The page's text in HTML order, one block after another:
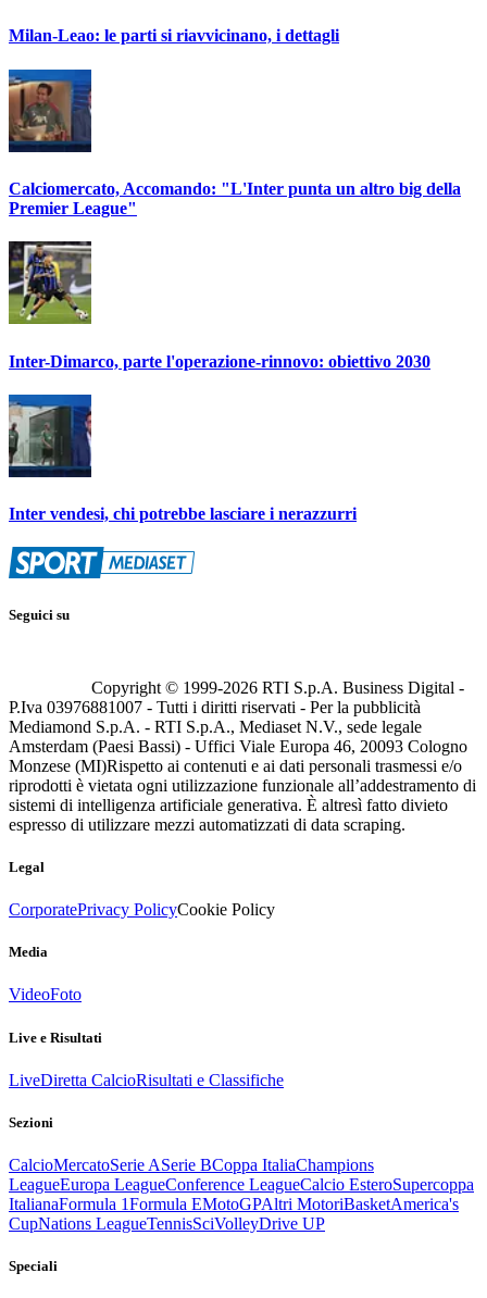
Milan-Leao: le parti si riavvicinano, i dettagli
Calciomercato, Accomando: "L'Inter punta un altro big della
Premier League"
Inter-Dimarco, parte l'operazione-rinnovo: obiettivo 2030
Inter vendesi, chi potrebbe lasciare i nerazzurri
Seguici su
Copyright © 1999-2026 RTI S.p.A. Business Digital -
P.Iva 03976881007 - Tutti i diritti riservati - Per la pubblicità
Mediamond S.p.A. - RTI S.p.A., Mediaset N.V., sede legale
Amsterdam (Paesi Bassi) - Uffici Viale Europa 46, 20093 Cologno
Monzese (MI)Rispetto ai contenuti e ai dati personali trasmessi e/o
riprodotti è vietata ogni utilizzazione funzionale all’addestramento di
sistemi di intelligenza artificiale generativa. È altresì fatto divieto
espresso di utilizzare mezzi automatizzati di data scraping.
Legal
CorporatePrivacy PolicyCookie Policy
Media
VideoFoto
Live e Risultati
LiveDiretta CalcioRisultati e Classifiche
Sezioni
CalcioMercatoSerie ASerie BCoppa ItaliaChampions
LeagueEuropa LeagueConference LeagueCalcio EsteroSupercoppa
ItalianaFormula 1Formula EMotoGPAltri MotoriBasketAmerica's
CupNations LeagueTennisSciVolleyDrive UP
Speciali